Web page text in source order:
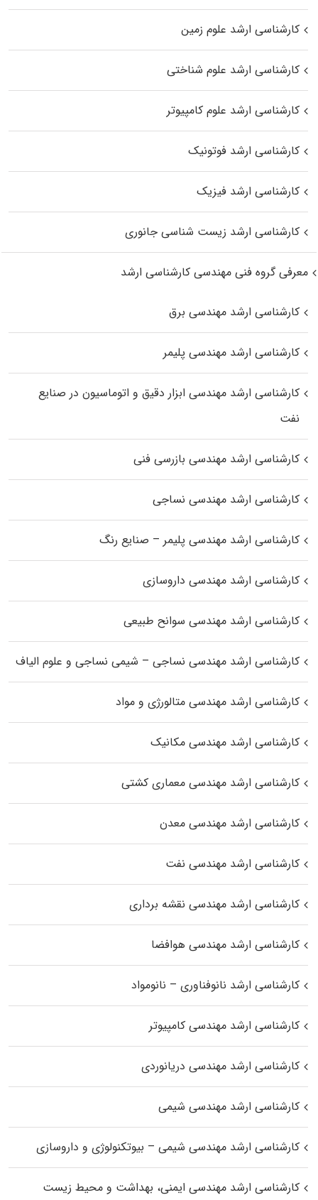
کارشناسی ارشد علوم زمین
کارشناسی ارشد علوم شناختی
کارشناسی ارشد علوم کامپیوتر
کارشناسی ارشد فوتونیک
کارشناسی ارشد فیزیک
کارشناسی ارشد زیست‌ شناسی جانوری
معرفی گروه فنی مهندسی کارشناسی ارشد
کارشناسی ارشد مهندسی برق
کارشناسی ارشد مهندسی پلیمر
کارشناسی ارشد مهندسی ابزار دقیق و اتوماسیون در صنایع
نفت
کارشناسی ارشد مهندسی بازرسی فنی
کارشناسی ارشد مهندسی نساجی
کارشناسی ارشد مهندسی پلیمر – صنایع رنگ
کارشناسی ارشد مهندسی داروسازی
کارشناسی ارشد مهندسی سوانح طبیعی
کارشناسی ارشد مهندسی نساجی – شیمی نساجی و علوم الیاف
کارشناسی ارشد مهندسی متالورژی و مواد
کارشناسی ارشد مهندسی مکانیک
کارشناسی ارشد مهندسی معماری کشتی
کارشناسی ارشد مهندسی معدن
کارشناسی ارشد مهندسی نفت
کارشناسی ارشد مهندسی نقشه برداری
کارشناسی ارشد مهندسی هوافضا
کارشناسی ارشد نانوفناوری – نانومواد
کارشناسی ارشد مهندسی کامپیوتر
کارشناسی ارشد مهندسی دریانوردی
کارشناسی ارشد مهندسی شیمی
کارشناسی ارشد مهندسی شیمی – بیوتکنولوژی و داروسازی
کارشناسی ارشد مهندسی ایمنی، بهداشت و محیط زیست